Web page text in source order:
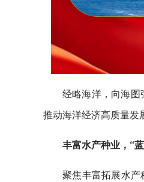
经略海洋，向海图
推动海洋经济高质量发
丰富水产种业，“
聚焦丰富拓展水产